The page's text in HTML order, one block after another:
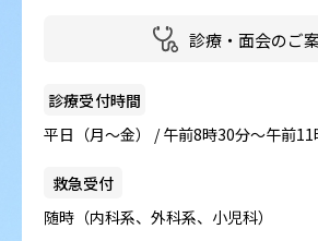
診療・面会のご
診療受付時間
平日（月～金） / 午前8時30分～午前11
救急受付
随時（内科系、外科系、小児科）